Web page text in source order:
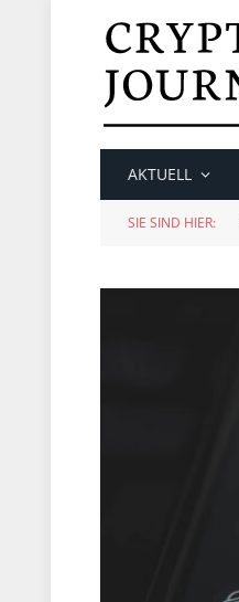
AKTUELL
SIE SIND HIER: